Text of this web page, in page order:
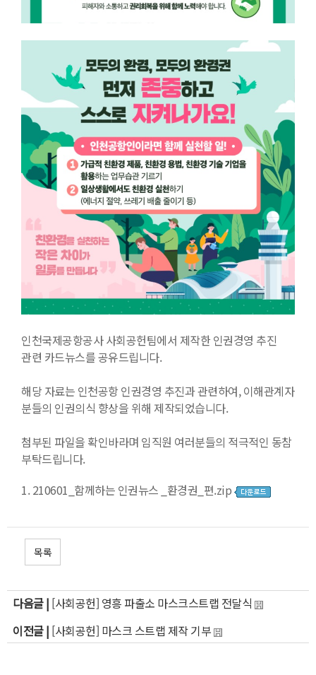
인천국제공항공사 사회공헌팀에서 제작한 인권경영 추진
관련 카드뉴스를 공유드립니다.
해당 자료는 인천공항 인권경영 추진과 관련하여, 이해관계자
분들의 인권의식 향상을 위해 제작되었습니다.
첨부된 파일을 확인바라며 임직원 여러분들의 적극적인 동참
부탁드립니다.
1.210601_함께하는 인권뉴스 _환경권_편.zip
목록
다음글 | [사회공헌] 영흥 파출소 마스크스트랩 전달식
이전글 | [사회공헌] 마스크 스트랩 제작 기부